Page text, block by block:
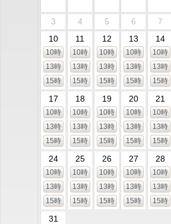
3
4 5 6 7
10
10時
13時
15時
11
10時
13時
15時
12
10時
13時
15時
13
10時
13時
15時
14
10時
13時
15時
17
10時
13時
15時
18
10時
13時
15時
19
10時
13時
15時
20
10時
13時
15時
21
10時
13時
15時
24
10時
13時
15時
25
10時
13時
15時
26
10時
13時
15時
27
10時
13時
15時
28
10時
13時
15時
31